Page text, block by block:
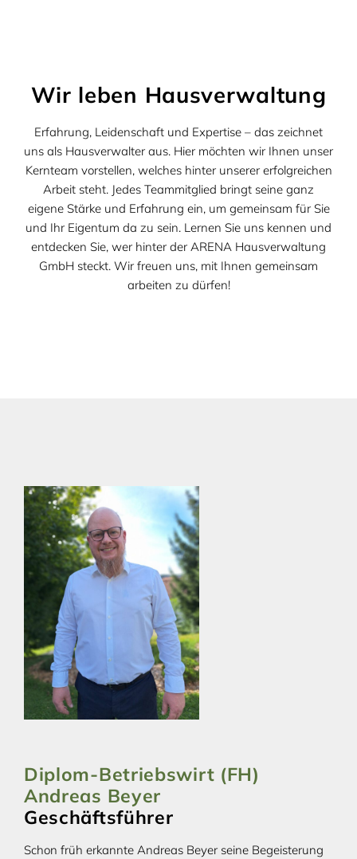
Wir leben Hausverwaltung
Erfahrung, Leidenschaft und Expertise – das zeichnet
uns als Hausverwalter aus. Hier möchten wir Ihnen unser
Kernteam vorstellen, welches hinter unserer erfolgreichen
Arbeit steht. Jedes Teammitglied bringt seine ganz
eigene Stärke und Erfahrung ein, um gemeinsam für Sie
und Ihr Eigentum da zu sein. Lernen Sie uns kennen und
entdecken Sie, wer hinter der ARENA Hausverwaltung
GmbH steckt. Wir freuen uns, mit Ihnen gemeinsam
arbeiten zu dürfen!
Diplom-Betriebswirt (FH)
Andreas Beyer
Geschäftsführer
Schon früh erkannte Andreas Beyer seine Begeisterung